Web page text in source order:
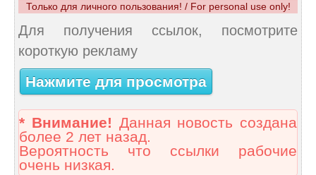
Только для личного пользования! / For personal use only!
Для получения ссылок, посмотрите
короткую рекламу
Нажмите для просмотра
* Внимание! Данная новость создана
более 2 лет назад.
Вероятность что ссылки рабочие
очень низкая.